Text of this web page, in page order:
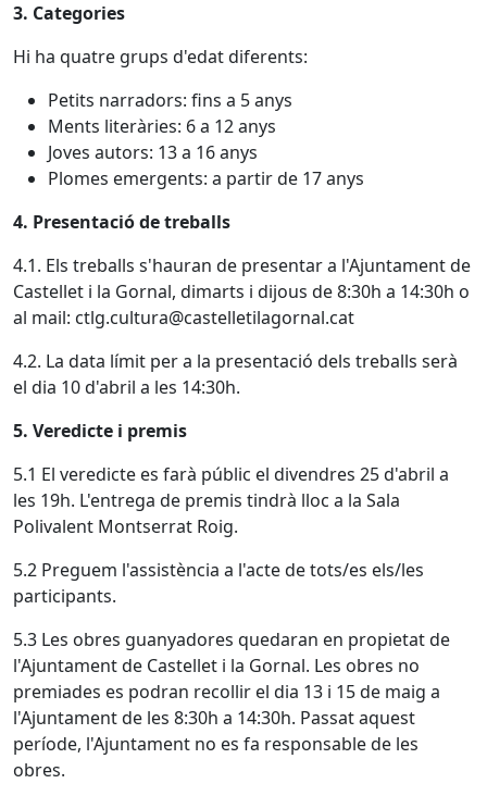
3. Categories
Hi ha quatre grups d'edat diferents:
Petits narradors: fins a 5 anys
Ments literàries: 6 a 12 anys
Joves autors: 13 a 16 anys
Plomes emergents: a partir de 17 anys
4. Presentació de treballs
4.1. Els treballs s'hauran de presentar a l'Ajuntament de
Castellet i la Gornal, dimarts i dijous de 8:30h a 14:30h o
al mail: ctlg.cultura@castelletilagornal.cat
4.2. La data límit per a la presentació dels treballs serà
el dia 10 d'abril a les 14:30h.
5. Veredicte i premis
5.1 El veredicte es farà públic el divendres 25 d'abril a
les 19h. L'entrega de premis tindrà lloc a la Sala
Polivalent Montserrat Roig.
5.2 Preguem l'assistència a l'acte de tots/es els/les
participants.
5.3 Les obres guanyadores quedaran en propietat de
l'Ajuntament de Castellet i la Gornal. Les obres no
premiades es podran recollir el dia 13 i 15 de maig a
l'Ajuntament de les 8:30h a 14:30h. Passat aquest
període, l'Ajuntament no es fa responsable de les
obres.